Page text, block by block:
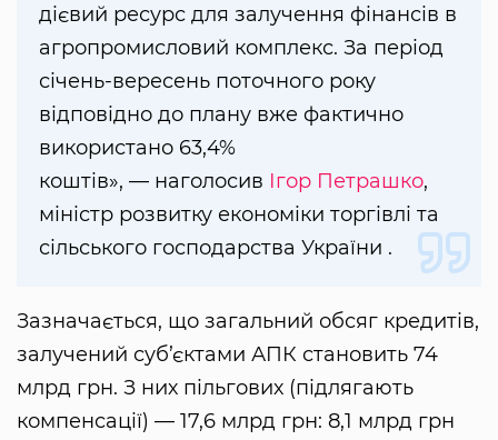
дієвий ресурс для залучення фінансів в
агропромисловий комплекс. За період
січень-вересень поточного року
відповідно до плану вже фактично
використано 63,4%
коштів», — наголосив Ігор Петрашко,
міністр розвитку економіки торгівлі та
сільського господарства України .
Зазначається, що загальний обсяг кредитів,
залучений суб’єктами АПК становить 74
млрд грн. З них пільгових (підлягають
компенсації) — 17,6 млрд грн: 8,1 млрд грн